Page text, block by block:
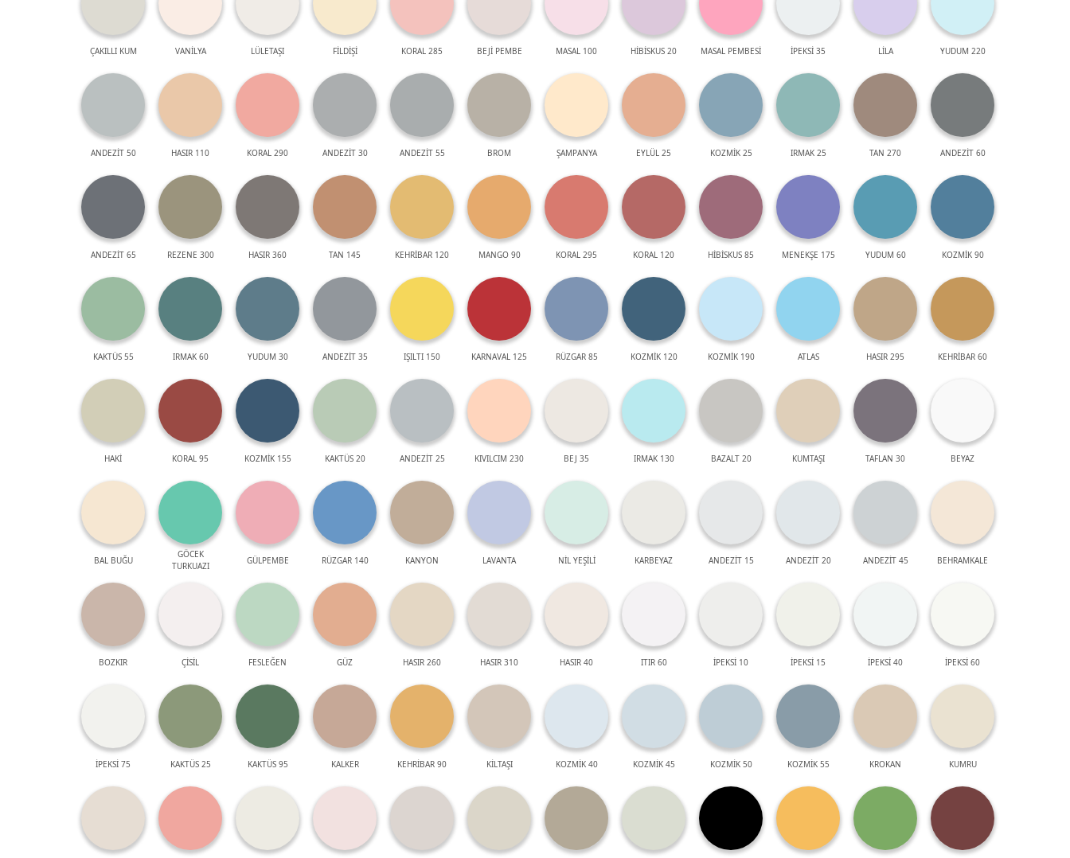
ÇAKILLI KUM VANİLYA LÜLETAŞI FİLDİŞİ KORAL 285 BEJİ PEMBE MASAL 100 HİBİSKUS 20 MASAL PEMBESİ İPEKSİ 35 LİLA YUDUM 220
ANDEZİT 50 HASIR 110 KORAL 290 ANDEZİT 30 ANDEZİT 55 BROM ŞAMPANYA EYLÜL 25 KOZMİK 25 IRMAK 25 TAN 270 ANDEZİT 60
ANDEZİT 65 REZENE 300 HASIR 360 TAN 145 KEHRİBAR 120 MANGO 90 KORAL 295 KORAL 120 HİBİSKUS 85 MENEKŞE 175 YUDUM 60 KOZMİK 90
KAKTÜS 55 IRMAK 60 YUDUM 30 ANDEZİT 35 IŞILTI 150 KARNAVAL 125 RÜZGAR 85 KOZMİK 120 KOZMİK 190 ATLAS HASIR 295 KEHRİBAR 60
HAKİ KORAL 95 KOZMİK 155 KAKTÜS 20 ANDEZİT 25 KIVILCIM 230 BEJ 35 IRMAK 130 BAZALT 20 KUMTAŞI TAFLAN 30 BEYAZ
BAL BUĞU
GÖCEK
TURKUAZI
GÜLPEMBE RÜZGAR 140 KANYON LAVANTA NİL YEŞİLİ KARBEYAZ ANDEZİT 15 ANDEZİT 20 ANDEZİT 45 BEHRAMKALE
BOZKIR ÇİSİL FESLEĞEN GÜZ HASIR 260 HASIR 310 HASIR 40 ITIR 60 İPEKSİ 10 İPEKSİ 15 İPEKSİ 40 İPEKSİ 60
İPEKSİ 75 KAKTÜS 25 KAKTÜS 95 KALKER KEHRİBAR 90 KİLTAŞI KOZMİK 40 KOZMİK 45 KOZMİK 50 KOZMİK 55 KROKAN KUMRU